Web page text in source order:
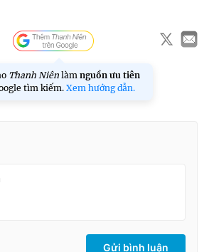
Thanh Niên làm nguồn ưu tiên
tìm kiếm. Xem hướng dẫn.
Gửi bình luận